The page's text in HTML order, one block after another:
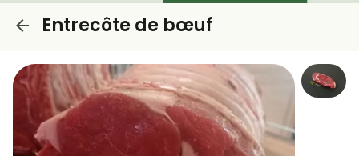
Entrecôte de bœuf